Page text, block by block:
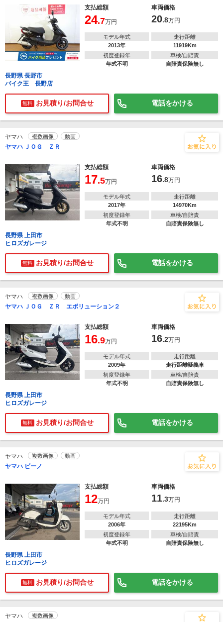
支払総額 車両価格
24.7万円 20.8万円
モデル年式
2013年
走行距離
11919Km
初度登録年
年式不明
車検/自賠責
自賠責保険無し
長野県 長野市
バイク王 長野店
無料 お見積り/お問合せ 電話をかける
ヤマハ 複数画像 動画
ヤマハ ＪＯＧ ＺＲ
支払総額 車両価格
17.5万円 16.8万円
モデル年式
2017年
走行距離
14970Km
初度登録年
年式不明
車検/自賠責
自賠責保険無し
長野県 上田市
ヒロズガレージ
無料 お見積り/お問合せ 電話をかける
ヤマハ 複数画像 動画
ヤマハ ＪＯＧ ＺＲ エボリューション２
支払総額 車両価格
16.9万円 16.2万円
モデル年式
2009年
走行距離
走行距離疑義車
初度登録年
年式不明
車検/自賠責
自賠責保険無し
長野県 上田市
ヒロズガレージ
無料 お見積り/お問合せ 電話をかける
ヤマハ 複数画像 動画
ヤマハ ビーノ
支払総額 車両価格
12万円 11.3万円
モデル年式
2006年
走行距離
22195Km
初度登録年
年式不明
車検/自賠責
自賠責保険無し
長野県 上田市
ヒロズガレージ
無料 お見積り/お問合せ 電話をかける
ヤマハ 複数画像